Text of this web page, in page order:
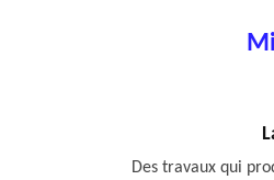
Des travaux qui